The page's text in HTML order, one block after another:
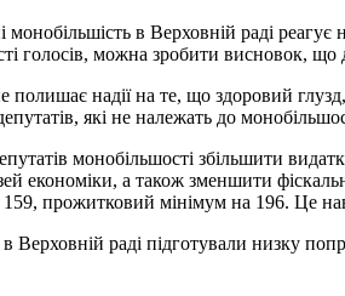
монобільшість в Верховній раді
голосів, можна зробити висновок,
надії на те, що здоровий
які не належать до
монобільшості збільшити
економіки, а також зменшити
прожитковий мінімум на 196. Це
Верховній раді підготували низку